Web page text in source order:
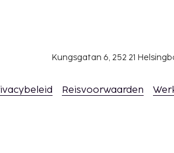
Kungsgatan 6, 252 21
Reisvoorwaarden